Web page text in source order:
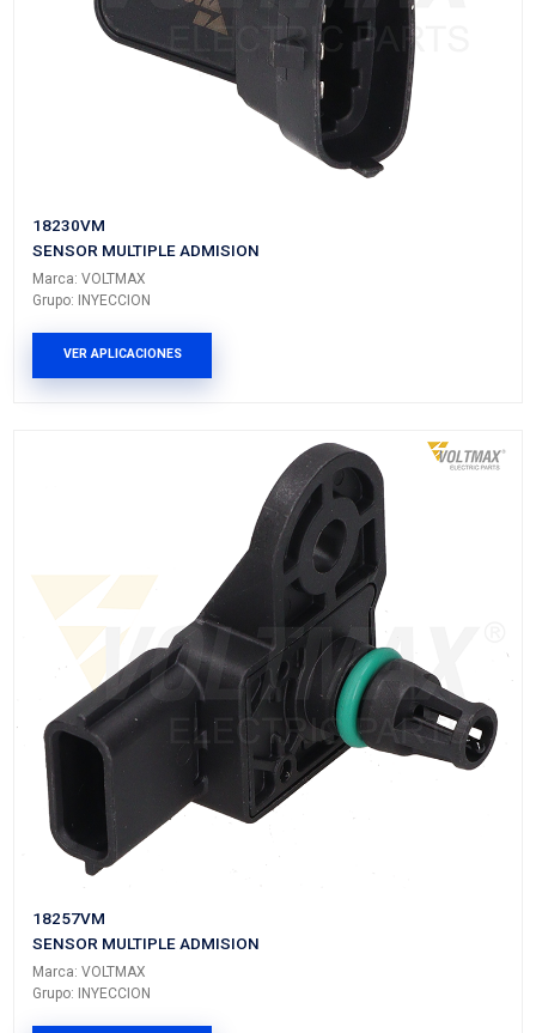
Grupo: INYECCION
VER APLICACIONES
18220VM
SENSOR MULTIPLE ADMISION
Marca: VOLTMAX
Grupo: INYECCION